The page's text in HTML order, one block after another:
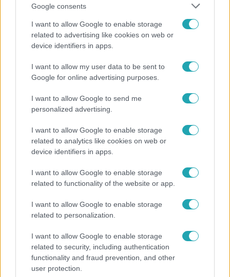
Google consents
I want to allow Google to enable storage
related to advertising like cookies on web or
device identifiers in apps.
I want to allow my user data to be sent to
Google for online advertising purposes.
I want to allow Google to send me
personalized advertising.
I want to allow Google to enable storage
related to analytics like cookies on web or
device identifiers in apps.
I want to allow Google to enable storage
related to functionality of the website or app.
I want to allow Google to enable storage
related to personalization.
I want to allow Google to enable storage
related to security, including authentication
functionality and fraud prevention, and other
user protection.
"Nem beszélek már vele évek óta" - Édesapja
kitagadta Nagy Zsoltot
Energiatakarékosság a börtönökben is –
korlátozások miatt panaszkodnak a